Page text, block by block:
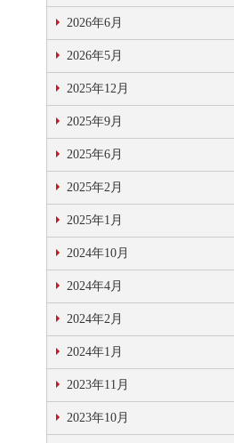
2026年6月
2026年5月
2025年12月
2025年9月
2025年6月
2025年2月
2025年1月
2024年10月
2024年4月
2024年2月
2024年1月
2023年11月
2023年10月